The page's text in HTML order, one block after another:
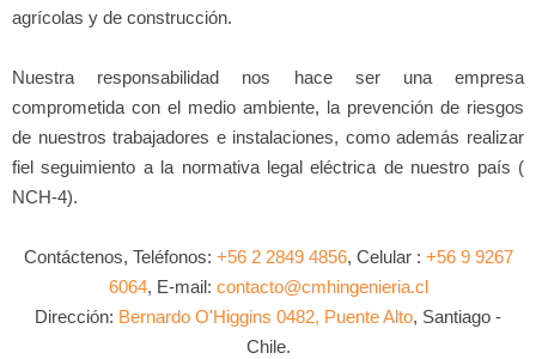
agrícolas y de construcción.
Nuestra responsabilidad nos hace ser una empresa
comprometida con el medio ambiente, la prevención de riesgos
de nuestros trabajadores e instalaciones, como además realizar
fiel seguimiento a la normativa legal eléctrica de nuestro país (
NCH-4).
Contáctenos, Teléfonos: +56 2 2849 4856, Celular : +56 9 9267
6064, E-mail: contacto@cmhingenieria.cl
Dirección: Bernardo O'Higgins 0482, Puente Alto, Santiago -
Chile.